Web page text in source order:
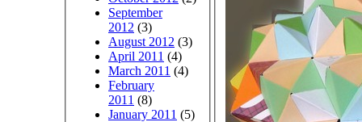
September
2012 (3)
August 2012 (3)
April 2011 (4)
March 2011 (4)
February
2011 (8)
January 2011 (5)